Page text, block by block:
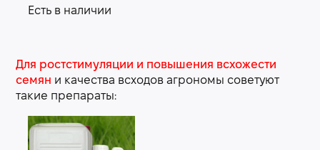
Есть в наличии
Для ростстимуляции и повышения всхожести
семян и качества всходов агрономы советуют
такие препараты: